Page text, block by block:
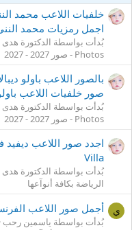
خلفيات اللاعب محمد
اجمل رمزيات محمد الننى
بُدأت بواسطة الدكتورة هدى
Photos - صور 2027 - 2027
بالصور اللاعب باولو
صور خلفيات اللاعب باولو
بُدأت بواسطة الدكتورة هدى
Photos - صور 2027 - 2027
Villa
بُدأت بواسطة الدكتورة هدى
الرياضة بكافة أنوآعها
ي أجمل صور اللاعب الفرنسي
بُدأت بواسطة ياسمين رحب